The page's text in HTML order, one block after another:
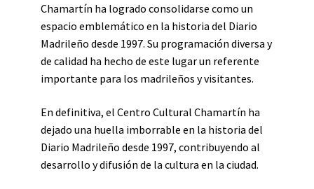
Chamartín ha logrado consolidarse como un
espacio emblemático en la historia del Diario
Madrileño desde 1997. Su programación diversa y
de calidad ha hecho de este lugar un referente
importante para los madrileños y visitantes.
En definitiva, el Centro Cultural Chamartín ha
dejado una huella imborrable en la historia del
Diario Madrileño desde 1997, contribuyendo al
desarrollo y difusión de la cultura en la ciudad.